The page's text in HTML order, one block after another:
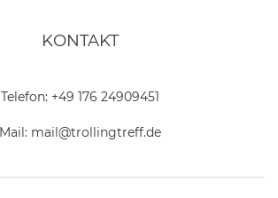
KONTAKT
Telefon: +49 176 24909451
Mail: mail@trollingtreff.de